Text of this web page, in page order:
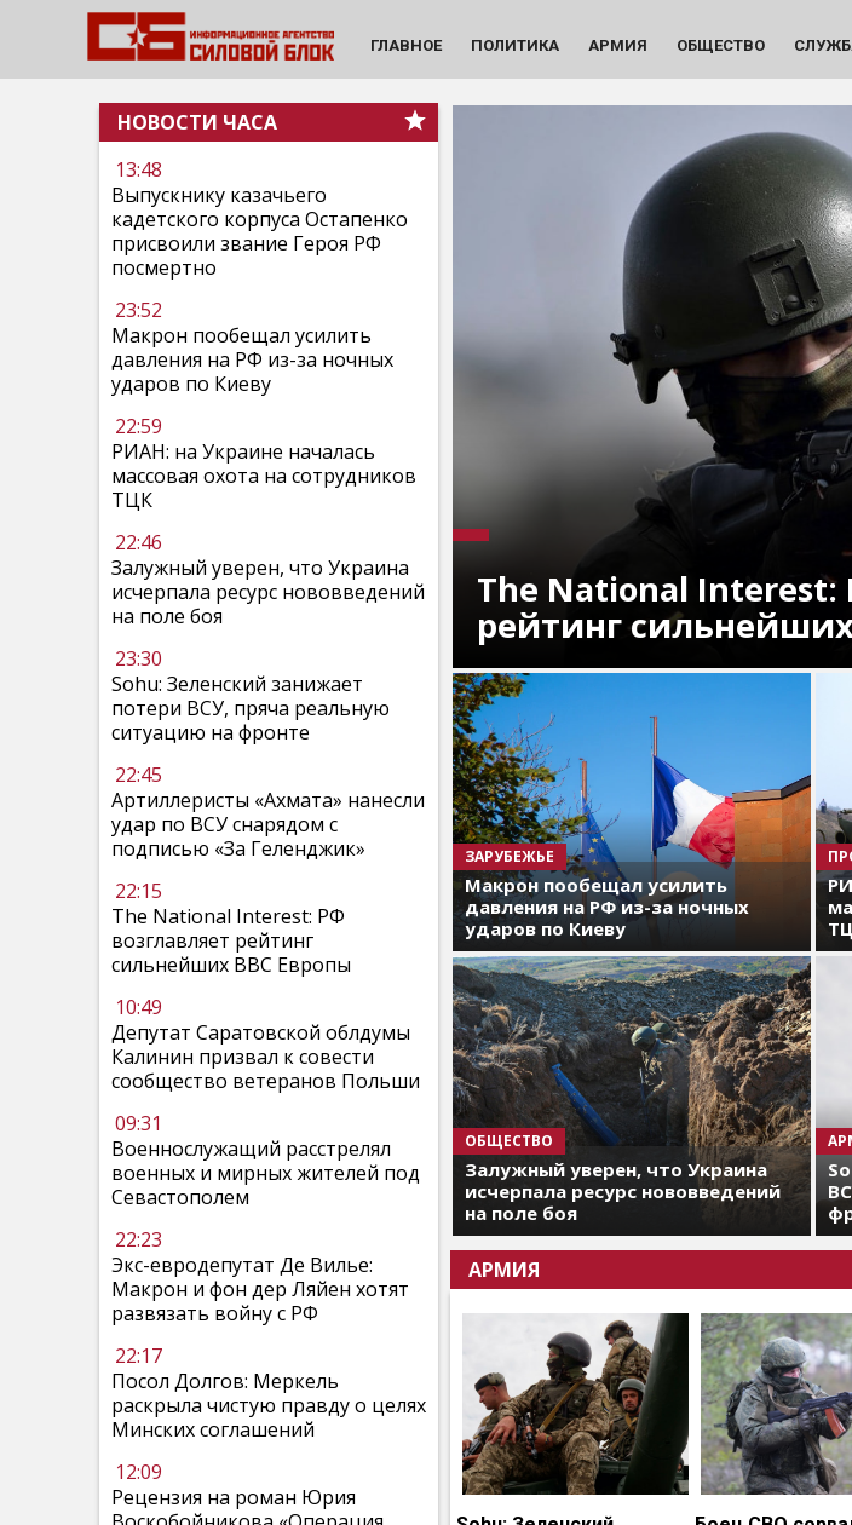
ГЛАВНОЕ ПОЛИТИКА АРМИЯ ОБЩЕСТВО
НОВОСТИ ЧАСА
13:48
Выпускнику казачьего
кадетского корпуса Остапенко
присвоили звание Героя РФ
посмертно
23:52
Макрон пообещал усилить
давления на РФ из-за ночных
ударов по Киеву
22:59
РИАН: на Украине началась
массовая охота на сотрудников
ТЦК
22:46
Залужный уверен, что Украина
исчерпала ресурс нововведений
на поле боя
23:30
Sohu: Зеленский занижает
потери ВСУ, пряча реальную
ситуацию на фронте
22:45
Артиллеристы «Ахмата» нанесли
удар по ВСУ снарядом с
подписью «За Геленджик»
22:15
The National Interest: РФ
возглавляет рейтинг
сильнейших ВВС Европы
10:49
Депутат Саратовской облдумы
Калинин призвал к совести
сообщество ветеранов Польши
09:31
Военнослужащий расстрелял
военных и мирных жителей под
Севастополем
22:23
Экс-евродепутат Де Вилье:
Макрон и фон дер Ляйен хотят
развязать войну с РФ
22:17
Посол Долгов: Меркель
раскрыла чистую правду о целях
Минских соглашений
12:09
Рецензия на роман Юрия
The National Interest:
рейтинг
ЗАРУБЕЖЬЕ
Макрон пообещал усилить
давления на РФ из-за ночных
ударов по Киеву
ОБЩЕСТВО
Залужный уверен, что Украина
исчерпала ресурс нововведений
на поле боя
АРМИЯ